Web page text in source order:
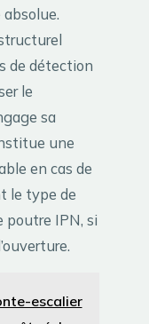
de détection
le
sa
une
en cas de
le type de
poutre IPN, si
escalier